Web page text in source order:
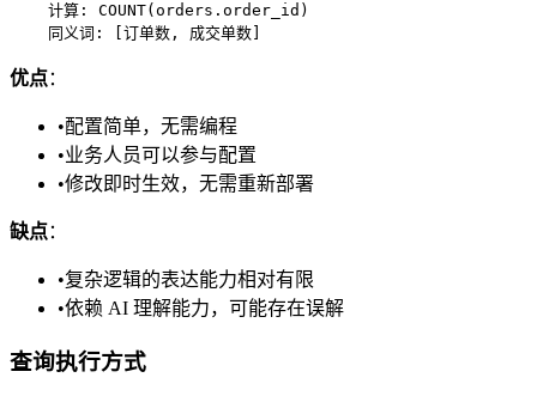
    计算: COUNT(orders.order_id)
优点：
•配置简单，无需编程
•业务人员可以参与配置
•修改即时生效，无需重新部署
缺点：
•复杂逻辑的表达能力相对有限
•依赖 AI 理解能力，可能存在误解
查询执行方式